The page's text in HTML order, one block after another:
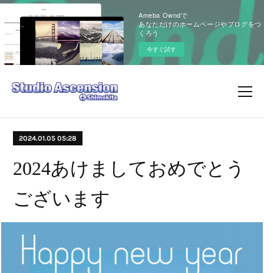
Ameba Owndで
あなただけのホームページやブログをつ
くろう
今すぐ試す
2024.01.05 05:28
2024あけましておめでとう
ございます